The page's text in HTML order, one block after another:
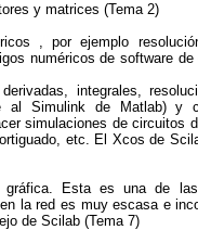
y matrices (Tema 2)
, por ejemplo
numéricos de software
integrales,
al Simulink de Matlab) y
simulaciones de circuitos
etc. El Xcos de
gráfica. Esta es una de
la red es muy escasa e
de Scilab (Tema 7)